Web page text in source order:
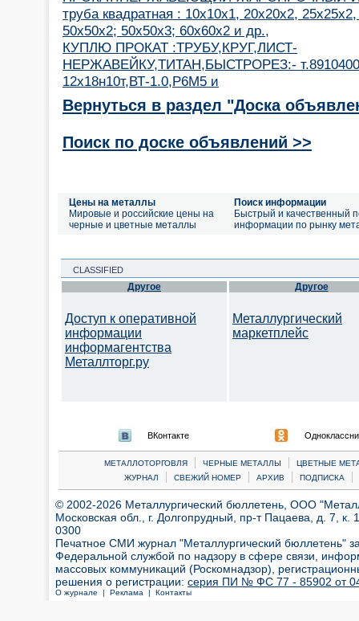
труба квадратная : 10х10х1, 20х20х2,
50х50х2; 50х50х3; 60х60х2 и др.,
КУПЛЮ ПРОКАТ :ТРУБУ,КРУГ,ЛИСТ-
НЕРЖАВЕЙКУ,ТИТАН,БЫСТРОРЕЗ:-
12х18н10т,ВТ-1.0,Р6М5 и
Вернуться в раздел "Доска
Поиск по доске объявлений >>
Цены на металлы
Мировые и российские цены на
черные и цветные металлы
Поиск информации
Быстрый и качественный
информации по рынку
CLASSIFIED
Другое
Доступ к оперативной
информации
информагентства
Металлторг.ру
Другое
Металлургический
маркетплейс
ВКонтакте
МЕТАЛЛОТОРГОВЛЯ | ЧЕРНЫЕ МЕТАЛЛЫ |
ЦВЕТНЫЕ
ЖУРНАЛ
| СВЕЖИЙ НОМЕР | АРХИВ | ПОДПИСКА |
© 2002-2026 Металлургический бюллетень, ООО
Московская обл., г. Долгопрудный, пр-т Пацаева, д. 7,
0300
Печатное СМИ журнал "Металлургический бюллетень"
Федеральной службой по надзору в сфере связи,
массовых коммуникаций (Роскомнадзор),
решения о регистрации: серия ПИ № ФС 77 - 85902 от 04
О журнале | Реклама | Контакты